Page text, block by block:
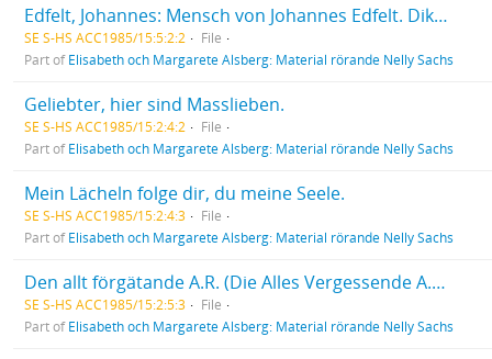
Edfelt, Johannes: Mensch von Johannes Edfelt. Dikt översatt till tyska av Nelly Sachs.
SE S-HS ACC1985/15:5:2:2
File
Part ofElisabeth och Margarete Alsberg: Material rörande Nelly Sachs
Geliebter, hier sind Masslieben.
SE S-HS ACC1985/15:2:4:2
File
Part ofElisabeth och Margarete Alsberg: Material rörande Nelly Sachs
Mein Lächeln folge dir, du meine Seele.
SE S-HS ACC1985/15:2:4:3
File
Part ofElisabeth och Margarete Alsberg: Material rörande Nelly Sachs
Den allt förgätande A.R. (Die Alles Vergessende A.R.).
SE S-HS ACC1985/15:2:5:3
File
Part ofElisabeth och Margarete Alsberg: Material rörande Nelly Sachs